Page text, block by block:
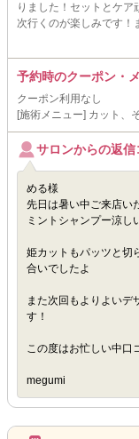
りました！セットとケア
次行くのが楽しみです！
予約時のクーポン・
クーポン利用なし
[施術メニュー] カット、
サロンからの返信
める様
先日は暑い中ご来店い
ミントシャンプー涼
姫カットもパッツと切
合いでしたよ
また次回もよりよいデ
す！
この度はお忙しい中口
megumi